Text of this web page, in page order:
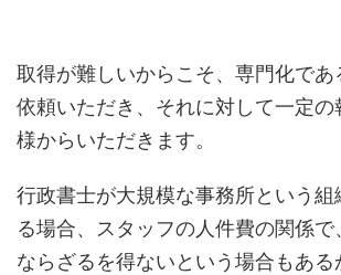
取得が難しいからこそ、専門化で
依頼いただき、それに対して一定の
様からいただきます。
行政書士が大規模な事務所という組
る場合、スタッフの人件費の関係
ならざるを得ないという場合もある